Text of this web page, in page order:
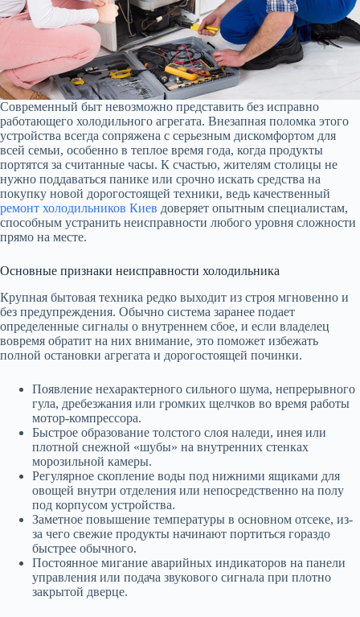
Современный быт невозможно представить без исправно
работающего холодильного агрегата. Внезапная поломка этого
устройства всегда сопряжена с серьезным дискомфортом для
всей семьи, особенно в теплое время года, когда продукты
портятся за считанные часы. К счастью, жителям столицы не
нужно поддаваться панике или срочно искать средства на
покупку новой дорогостоящей техники, ведь качественный
ремонт холодильников Киев доверяет опытным специалистам,
способным устранить неисправности любого уровня сложности
прямо на месте.
Основные признаки неисправности холодильника
Крупная бытовая техника редко выходит из строя мгновенно и
без предупреждения. Обычно система заранее подает
определенные сигналы о внутреннем сбое, и если владелец
вовремя обратит на них внимание, это поможет избежать
полной остановки агрегата и дорогостоящей починки.
Появление нехарактерного сильного шума, непрерывного
гула, дребезжания или громких щелчков во время работы
мотор-компрессора.
Быстрое образование толстого слоя наледи, инея или
плотной снежной «шубы» на внутренних стенках
морозильной камеры.
Регулярное скопление воды под нижними ящиками для
овощей внутри отделения или непосредственно на полу
под корпусом устройства.
Заметное повышение температуры в основном отсеке, из-
за чего свежие продукты начинают портиться гораздо
быстрее обычного.
Постоянное мигание аварийных индикаторов на панели
управления или подача звукового сигнала при плотно
закрытой дверце.